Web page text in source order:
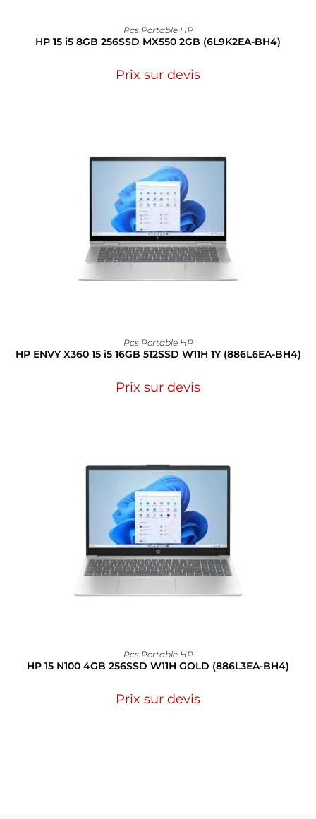
Pcs Portable HP
HP 15 i5 8GB 256SSD MX550 2GB (6L9K2EA-BH4)
Prix sur devis
Pcs Portable HP
HP ENVY X360 15 i5 16GB 512SSD W11H 1Y (886L6EA-BH4)
Prix sur devis
Pcs Portable HP
HP 15 N100 4GB 256SSD W11H GOLD (886L3EA-BH4)
Prix sur devis